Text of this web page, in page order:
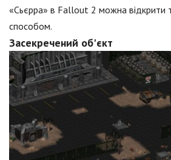
«Сьєрра» в Fallout 2 можна відкрити
способом.
Засекречений об'єкт